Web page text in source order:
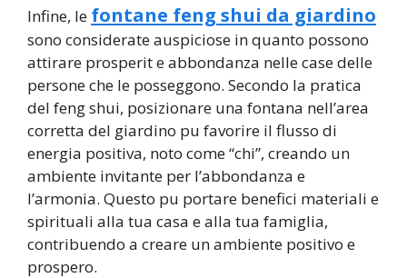
Infine, le fontane feng shui da giardino
sono considerate auspiciose in quanto possono
attirare prosperit e abbondanza nelle case delle
persone che le posseggono. Secondo la pratica
del feng shui, posizionare una fontana nell’area
corretta del giardino pu favorire il flusso di
energia positiva, noto come “chi”, creando un
ambiente invitante per l’abbondanza e
l’armonia. Questo pu portare benefici materiali e
spirituali alla tua casa e alla tua famiglia,
contribuendo a creare un ambiente positivo e
prospero.